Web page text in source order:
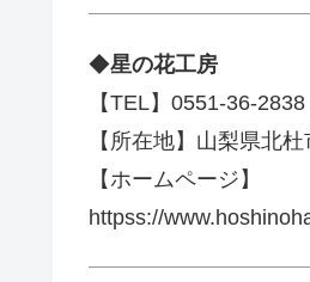
◆星の花工房
【TEL】0551-36-2838
【所在地】山梨県北
【ホームページ】
httpss://